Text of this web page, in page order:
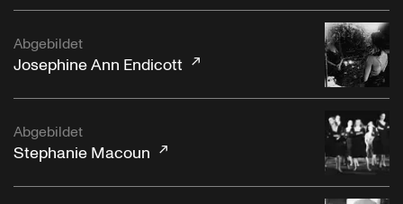
Abgebildet
Josephine Ann Endicott
Abgebildet
Stephanie Macoun